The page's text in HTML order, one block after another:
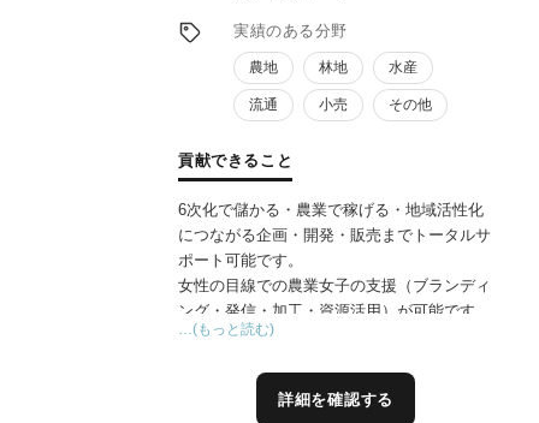
実績のある分野
農地 林地 水産
流通 小売 その他
貢献できること
6次化で儲かる・農業で稼げる・地域活性化
につながる企画・開発・販売までトータルサ
ポート可能です。
女性の目線での農業女子の支援（ブランディ
ング・発信・加工・資源活用）が可能です。
豊富なネットワークから様々な連携が可能
豊作地の有効活用の提案も可能です。関係人
口、交流人口を築くイベント等のプロデュー
…(もっと読む)
詳細を確認する